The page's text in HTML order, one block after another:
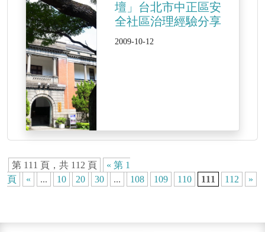
壇」台北市中正區安
全社區治理經驗分享
2009-10-12
第 111 頁，共 112 頁
« 第 1
頁
« ... 10 20 30 ... 108 109 110 111 112 »